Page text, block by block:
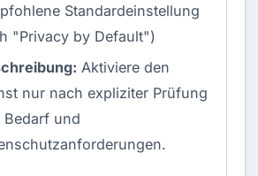
Standardeinstellung
"Privacy by Default")
Aktiviere den
nur nach expliziter Prüfung
Bedarf und